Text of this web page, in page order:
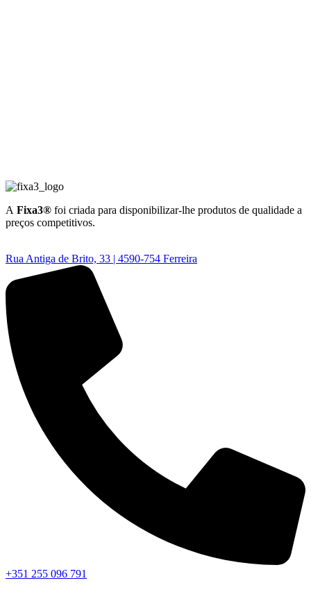
A Fixa3® foi criada para disponibilizar-lhe produtos de qualidade a
preços competitivos.
Rua Antiga de Brito, 33 | 4590-754 Ferreira
+351 255 096 791